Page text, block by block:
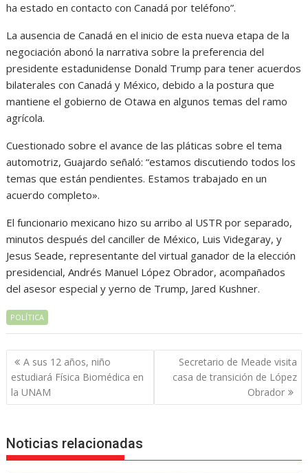
ha estado en contacto con Canadá por teléfono”.
La ausencia de Canadá en el inicio de esta nueva etapa de la
negociación abonó la narrativa sobre la preferencia del
presidente estadunidense Donald Trump para tener acuerdos
bilaterales con Canadá y México, debido a la postura que
mantiene el gobierno de Otawa en algunos temas del ramo
agrícola.
Cuestionado sobre el avance de las pláticas sobre el tema
automotriz, Guajardo señaló: “estamos discutiendo todos los
temas que están pendientes. Estamos trabajado en un
acuerdo completo».
El funcionario mexicano hizo su arribo al USTR por separado,
minutos después del canciller de México, Luis Videgaray, y
Jesus Seade, representante del virtual ganador de la elección
presidencial, Andrés Manuel López Obrador, acompañados
del asesor especial y yerno de Trump, Jared Kushner.
POLÍTICA
Navegación
de
entradas
A sus 12 años, niño
estudiará Física Biomédica en
la UNAM
Secretario de Meade visita
casa de transición de López
Obrador
Noticias relacionadas